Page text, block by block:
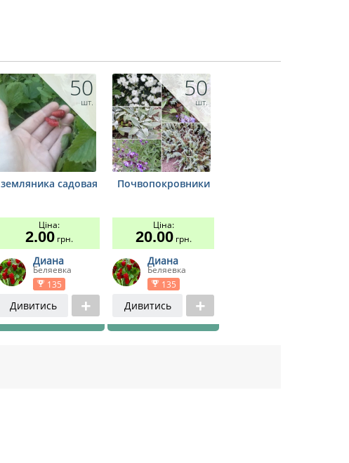
50
шт.
земляника садовая
Ціна:
2.00грн.
Диана
Беляевка
135
Дивитись
50
шт.
Почвопокровники
Ціна:
20.00грн.
Диана
Беляевка
135
Дивитись